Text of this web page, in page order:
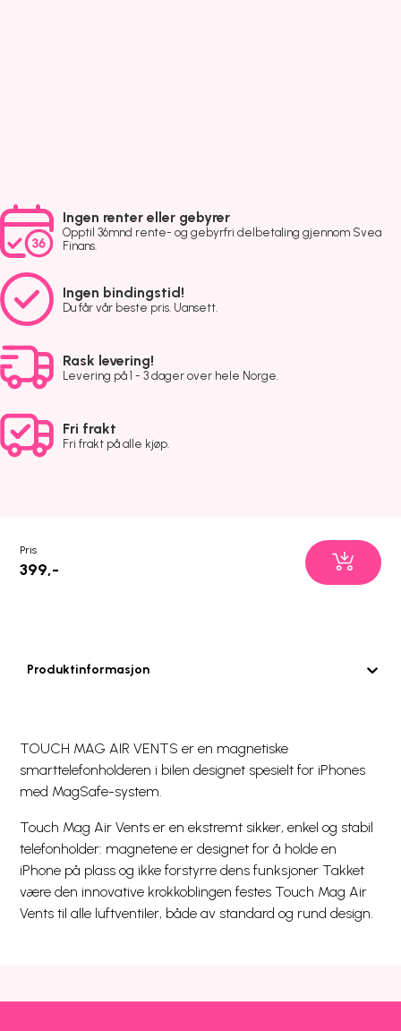
Ingen renter eller gebyrer
Opptil 36mnd rente- og gebyrfri delbetaling gjennom Svea
Finans.
Ingen bindingstid!
Du får vår beste pris. Uansett.
Rask levering!
Levering på 1 - 3 dager over hele Norge.
Fri frakt
Fri frakt på alle kjøp.
Pris
399,-
Produktinformasjon
TOUCH MAG AIR VENTS er en magnetiske
smarttelefonholderen i bilen designet spesielt for iPhones
med MagSafe-system.
Touch Mag Air Vents er en ekstremt sikker, enkel og stabil
telefonholder: magnetene er designet for å holde en
iPhone på plass og ikke forstyrre dens funksjoner Takket
være den innovative krokkoblingen festes Touch Mag Air
Vents til alle luftventiler, både av standard og rund design.